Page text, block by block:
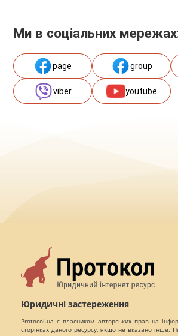
Ми в соціальних
page group
viber youtube
Юридичні застереження
Protocol.ua є власником авторських прав на
сторінках даного ресурсу, якщо не вказано інше.